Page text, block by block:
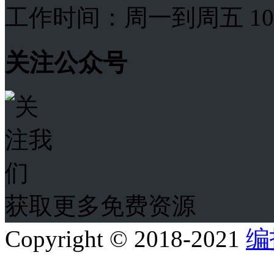
工作时间：周一到周五
关注公众号
获取更多免费资源
Copyright © 2018-2021